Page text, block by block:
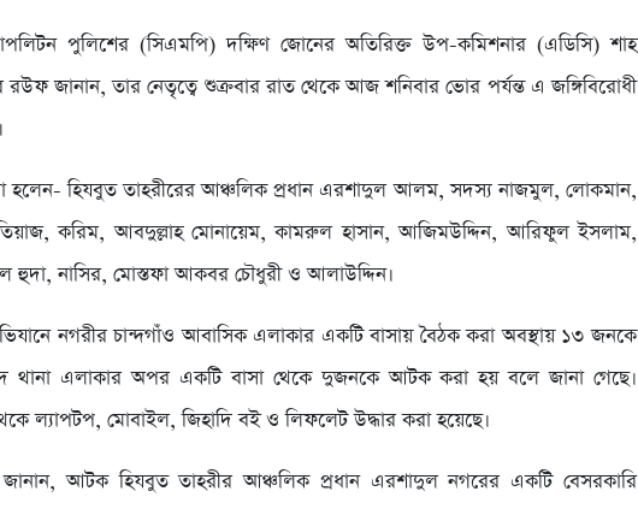
পুলিশের (সিএমপি) দক্ষিণ জোনের অতিরিক্ত উপ-কমিশনার (এডিসি) শাহ
রউফ জানান, তার নেতৃত্বে শুক্রবার রাত থেকে আজ শনিবার ভোর পর্যন্ত এ জঙ্গিবিরোধী
হলেন- হিযবুত তাহরীরের আঞ্চলিক প্রধান এরশাদুল আলম, সদস্য নাজমুল, লোকমান,
করিম, আবদুল্লাহ মোনায়েম, কামরুল হাসান, আজিমউদ্দিন, আরিফুল ইসলাম,
হুদা, নাসির, মোস্তফা আকবর চৌধুরী ও আলাউদ্দিন।
নগরীর চান্দগাঁও আবাসিক এলাকার একটি বাসায় বৈঠক করা অবস্থায় ১৩ জনকে
থানা এলাকার অপর একটি বাসা থেকে দুজনকে আটক করা হয় বলে জানা গেছে।
ল্যাপটপ, মোবাইল, জিহাদি বই ও লিফলেট উদ্ধার করা হয়েছে।
জানান, আটক হিযবুত তাহরীর আঞ্চলিক প্রধান এরশাদুল নগরের একটি বেসরকারি